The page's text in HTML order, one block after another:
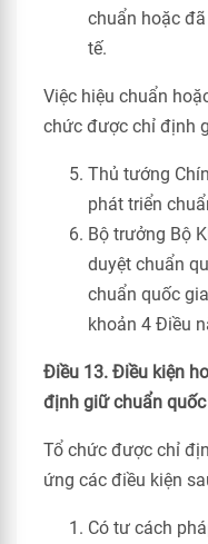
chuẩn hoặc
tế.
Việc hiệu chuẩn
chức được chỉ định
Thủ tướng
phát triển
Bộ trưởng Bộ
duyệt chuẩn
chuẩn quốc
khoản 4 Điều
Điều 13. Điều kiện
định giữ chuẩn
Tổ chức được chỉ
ứng các điều kiện
Có tư cách